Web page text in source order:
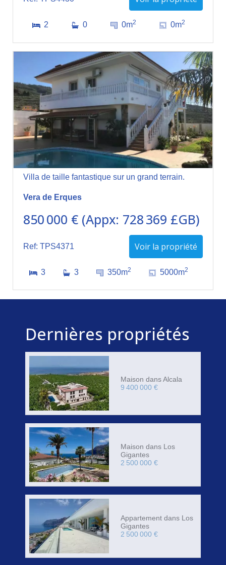
2 0 0m2 0m2
Villa de taille fantastique sur un grand terrain.
Vera de Erques
850 000 € (Appx: 728 369 £GB)
Ref: TPS4371 Voir la propriété
3 3 350m2 5000m2
Dernières propriétés
Maison dans Alcala
9 400 000 €
Maison dans Los
Gigantes
2 500 000 €
Appartement dans Los
Gigantes
2 500 000 €